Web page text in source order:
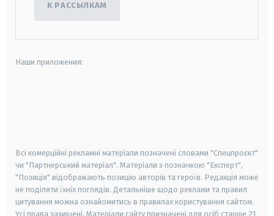
К РАССЫЛКАМ
Наши приложения:
Всі комерційні рекламні матеріали позначені словами "Спецпроєкт"
чи "Партнерський матеріал". Матеріали з позначкою "Експерт",
"Позиція" відображають позицію авторів та героїв. Редакція може
не поділяти їхніх поглядів. Детальніше щодо реклами та правил
цитування можна ознайомитись в правилах користування сайтом.
Усі права захищені. Матеріали сайту призначені для осіб старше 21